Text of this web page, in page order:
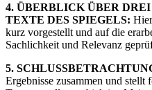
4. ÜBERBLICK ÜBER
TEXTE DES SPIEGELS:
kurz vorgestellt und auf die
Sachlichkeit und Relevanz
5.
Ergebnisse zusammen und stellt